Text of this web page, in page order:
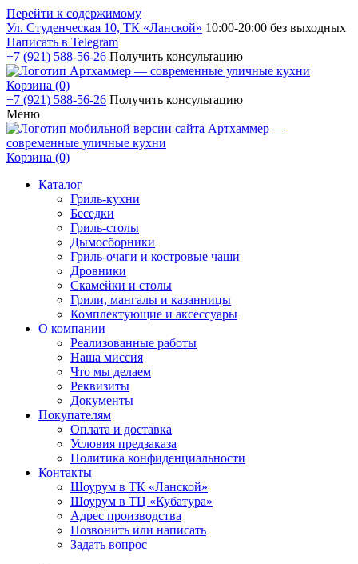
Перейти к содержимому
Ул. Студенческая 10, ТК «Ланской» 10:00-20:00 без выходных
Написать в Telegram
+7 (921) 588-56-26 Получить консультацию
Корзина (0)
+7 (921) 588-56-26 Получить консультацию
Меню
Корзина (0)
Каталог
Гриль-кухни
Беседки
Гриль-столы
Дымосборники
Гриль-очаги и костровые чаши
Дровники
Скамейки и столы
Грили, мангалы и казанницы
Комплектующие и аксессуары
О компании
Реализованные работы
Наша миссия
Что мы делаем
Реквизиты
Документы
Покупателям
Оплата и доставка
Условия предзаказа
Политика конфиденциальности
Контакты
Шоурум в ТК «Ланской»
Шоурум в ТЦ «Кубатура»
Адрес производства
Позвонить или написать
Задать вопрос